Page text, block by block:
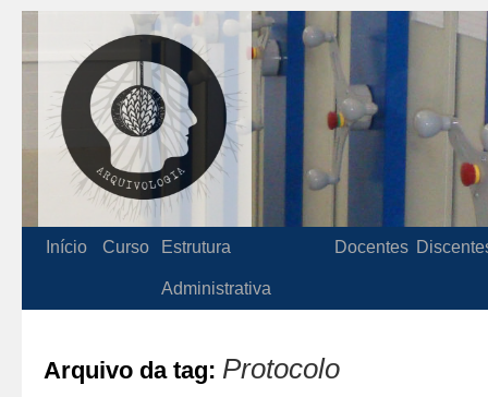
Início Curso Estrutura
Administrativa
Docentes
Arquivo da tag: Protocolo